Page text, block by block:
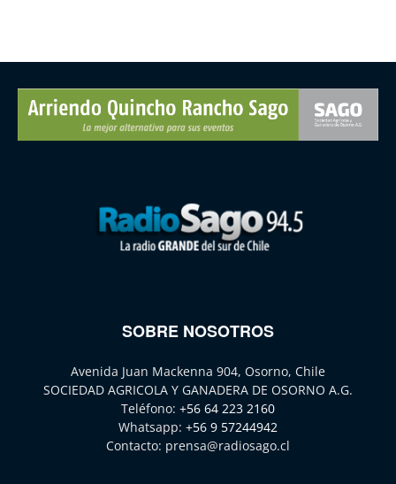
SOBRE NOSOTROS
Avenida Juan Mackenna 904, Osorno, Chile
SOCIEDAD AGRICOLA Y GANADERA DE OSORNO A.G.
Teléfono: +56 64 223 2160
Whatsapp: +56 9 57244942
Contacto: prensa@radiosago.cl